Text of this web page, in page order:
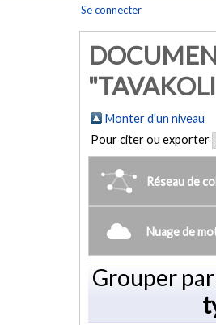
Se connecter
Monter d'un niveau
Pour citer ou exporter
Réseau de
Nuage de
Grouper